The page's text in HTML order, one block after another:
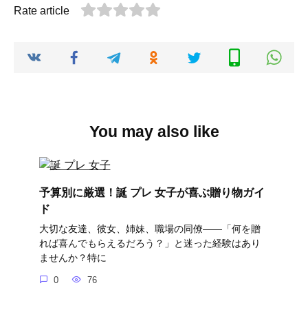
Rate article
You may also like
予算別に厳選！誕 プレ 女子が喜ぶ贈り物ガイ
ド
大切な友達、彼女、姉妹、職場の同僚――「何を贈
れば喜んでもらえるだろう？」と迷った経験はあり
ませんか？特に
0 76